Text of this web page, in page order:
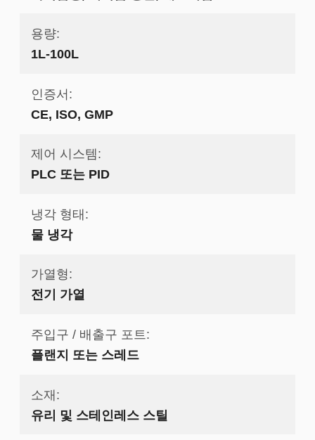
용량:
1L-100L
인증서:
CE, ISO, GMP
제어 시스템:
PLC 또는 PID
냉각 형태:
물 냉각
가열형:
전기 가열
주입구 / 배출구 포트:
플랜지 또는 스레드
소재:
유리 및 스테인레스 스틸